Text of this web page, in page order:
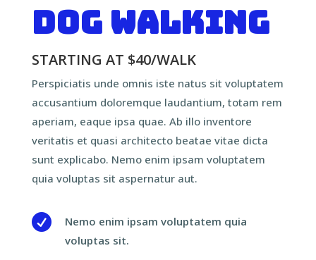
Dog Walking
STARTING AT $40/WALK
Perspiciatis unde omnis iste natus sit voluptatem
accusantium doloremque laudantium, totam rem
aperiam, eaque ipsa quae. Ab illo inventore
veritatis et quasi architecto beatae vitae dicta
sunt explicabo. Nemo enim ipsam voluptatem
quia voluptas sit aspernatur aut.

Nemo enim ipsam voluptatem quia
voluptas sit.